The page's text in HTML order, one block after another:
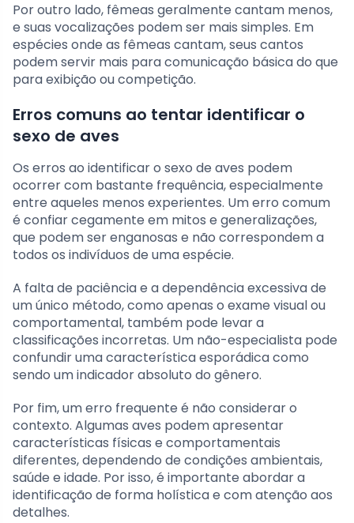
Por outro lado, fêmeas geralmente cantam menos,
e suas vocalizações podem ser mais simples. Em
espécies onde as fêmeas cantam, seus cantos
podem servir mais para comunicação básica do que
para exibição ou competição.
Erros comuns ao tentar identificar o
sexo de aves
Os erros ao identificar o sexo de aves podem
ocorrer com bastante frequência, especialmente
entre aqueles menos experientes. Um erro comum
é confiar cegamente em mitos e generalizações,
que podem ser enganosas e não correspondem a
todos os indivíduos de uma espécie.
A falta de paciência e a dependência excessiva de
um único método, como apenas o exame visual ou
comportamental, também pode levar a
classificações incorretas. Um não-especialista pode
confundir uma característica esporádica como
sendo um indicador absoluto do gênero.
Por fim, um erro frequente é não considerar o
contexto. Algumas aves podem apresentar
características físicas e comportamentais
diferentes, dependendo de condições ambientais,
saúde e idade. Por isso, é importante abordar a
identificação de forma holística e com atenção aos
detalhes.